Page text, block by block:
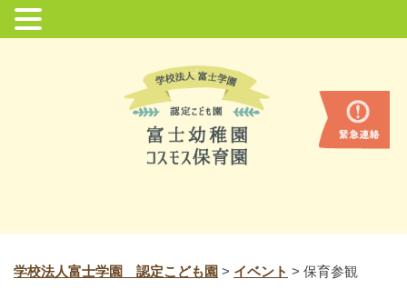
ッ
学校法人富士学園 認定こども園 > イベント > 保育参観